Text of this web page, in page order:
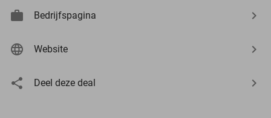
Bedrijfspagina
Website
Deel deze deal